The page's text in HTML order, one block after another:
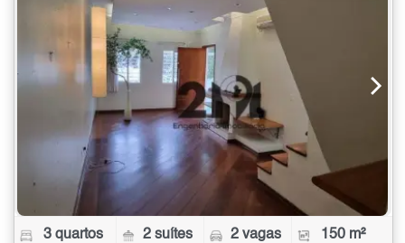
3 quartos 2 suítes 2 vagas 150 m²